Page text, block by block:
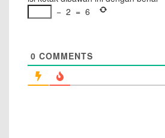
− 2 = 6
0 COMMENTS